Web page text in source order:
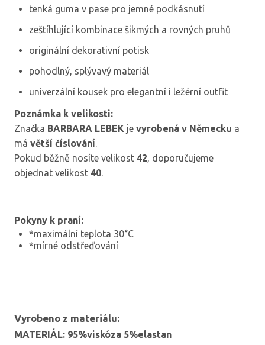
tenká guma v pase pro jemné podkásnutí
zeštíhlující kombinace šikmých a rovných pruhů
originální dekorativní potisk
pohodlný, splývavý materiál
univerzální kousek pro elegantní i ležérní outfit
Poznámka k velikosti:
Značka BARBARA LEBEK je vyrobená v Německu a
má větší číslování.
Pokud běžně nosíte velikost 42, doporučujeme
objednat velikost 40.
Pokyny k praní:
*maximální teplota 30°C
*mírné odstřeďování
Vyrobeno z materiálu:
MATERIÁL: 95%viskóza 5%elastan